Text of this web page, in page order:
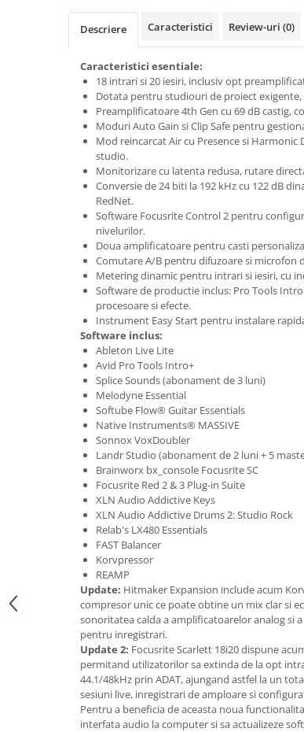
Microfoane Suspendabile
Microfoane wireless si sisteme
Stative de microfon
Studio si inregistrari
Accesorii de microfoane
Accesorii de rack
Accesorii echipamente de studio
Controllere MIDI - USB DAW
Controllere monitoare de studio
Convertoare AD/DA
Interfete MIDI si Cabluri Midi-USB
Microfoane de studio
Monitoare de studio
Preamplificatoare
Protectii antifonice pentru urechi
Recordere de studio
Recordere portabile
Sintetizatoare
Standuri si stative de monitoare
Subwoofere de studio
Tratament acustic
Lumini si efecte
Accesorii pentru lumini
Cabluri de Alimentare
Case-uri de lumini
Comenzi si controllere
Efecte de lumini
Masini de fum si ceata
Descriere Caracteristici Review-uri (0)
Caracteristici esentiale:
18 intrari si 20 iesiri, inclusiv opt
Dotata pentru studiouri de proiect exigente,
Preamplificatoare 4th Gen cu 69 dB castig,
Moduri Auto Gain si Clip Safe pentru
Mod reincarcat Air cu Presence si
studio.
Monitorizare cu latenta redusa, rutare
Conversie de 24 biti la 192 kHz cu 122 dB
RedNet.
Software Focusrite Control 2 pentru
nivelurilor.
Doua amplificatoare pentru casti
Comutare A/B pentru difuzoare si microfon
Metering dinamic pentru intrari si iesiri, cu
Software de productie inclus: Pro Tools
procesoare si efecte.
Instrument Easy Start pentru instalare
Software inclus:
Ableton Live Lite
Avid Pro Tools Intro+
Splice Sounds (abonament de 3 luni)
Melodyne Essential
Softube Flow® Guitar Essentials
Native Instruments® MASSIVE
Sonnox VoxDoubler
Landr Studio (abonament de 2 luni + 5
Brainworx bx_console Focusrite SC
Focusrite Red 2 & 3 Plug-in Suite
XLN Audio Addictive Keys
XLN Audio Addictive Drums 2: Studio Rock
Relab's LX480 Essentials
FAST Balancer
Korvpressor
REAMP
Update: Hitmaker Expansion include acum
compresor unic ce poate obtine un mix clar si
sonoritatea calda a amplificatoarelor analog si
pentru inregistrari.
Update 2: Focusrite Scarlett 18i20 dispune
permitand utilizatorilor sa extinda de la opt
44.1/48kHz prin ADAT, ajungand astfel la un
sesiuni live, inregistrari de amploare si
Pentru a beneficia de aceasta noua
interfata audio la computer si sa actualizeze